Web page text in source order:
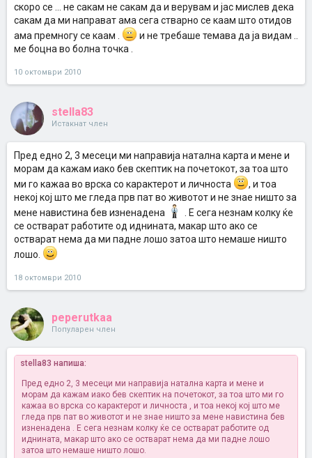
скоро се ... не сакам не сакам да и верувам и јас мислев дека
сакам да ми направат ама сега стварно се каам што отидов
ама премногу се каам .
и не требаше темава да ја видам ..
ме боцна во болна точка .
10 октомври 2010
stella83
Истакнат член
Пред едно 2, 3 месеци ми направија натална карта и мене и
морам да кажам иако бев скептик на почетокот, за тоа што
ми го кажаа во врска со карактерот и личноста
, и тоа
некој кој што ме гледа прв пат во животот и не знае ништо за
мене навистина бев изненадена
. Е сега незнам колку ќе
се остварат работите од иднината, макар што ако се
остварат нема да ми падне лошо затоа што немаше ништо
лошо.
18 октомври 2010
peperutkaa
Популарен член
stella83 напиша:
Пред едно 2, 3 месеци ми направија натална карта и мене и
морам да кажам иако бев скептик на почетокот, за тоа што ми го
кажаа во врска со карактерот и личноста , и тоа некој кој што ме
гледа прв пат во животот и не знае ништо за мене навистина бев
изненадена . Е сега незнам колку ќе се остварат работите од
иднината, макар што ако се остварат нема да ми падне лошо
затоа што немаше ништо лошо.